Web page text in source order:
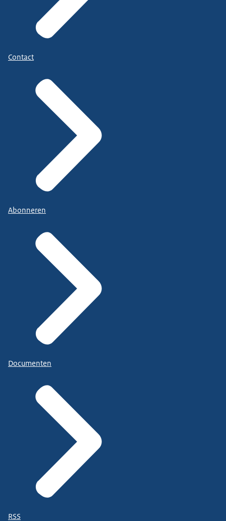
Contact
Abonneren
Documenten
RSS